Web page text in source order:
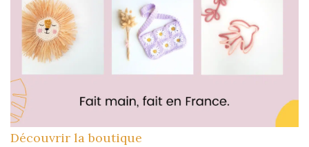
Découvrir la boutique